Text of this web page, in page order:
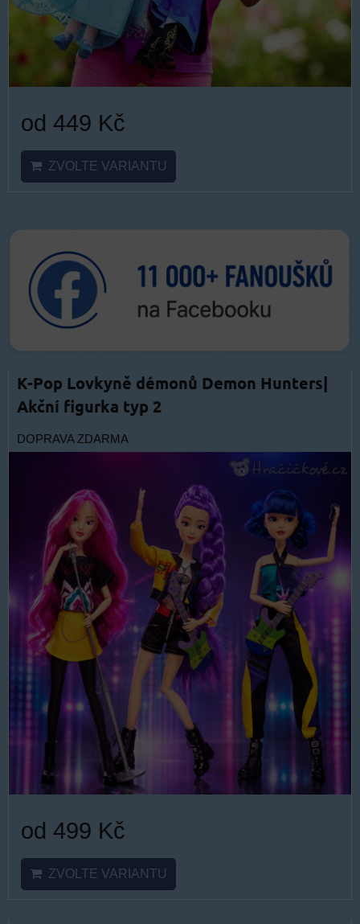
od 449 Kč
ZVOLTE VARIANTU
K-Pop Lovkyně démonů Demon Hunters|
Akční figurka typ 2
DOPRAVA ZDARMA
od 499 Kč
ZVOLTE VARIANTU